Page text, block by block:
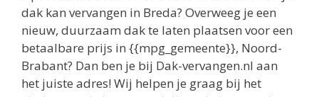
dak kan vervangen in Breda? Overweeg je een
nieuw, duurzaam dak te laten plaatsen voor een
betaalbare prijs in {{mpg_gemeente}}, Noord-
Brabant? Dan ben je bij Dak-vervangen.nl aan
het juiste adres! Wij helpen je graag bij het